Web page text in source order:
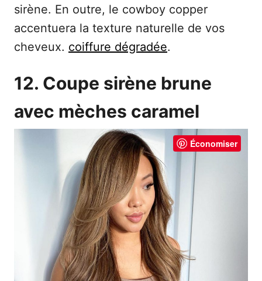
sirène. En outre, le cowboy copper
accentuera la texture naturelle de vos
cheveux. coiffure dégradée.
12. Coupe sirène brune
avec mèches caramel
Économiser